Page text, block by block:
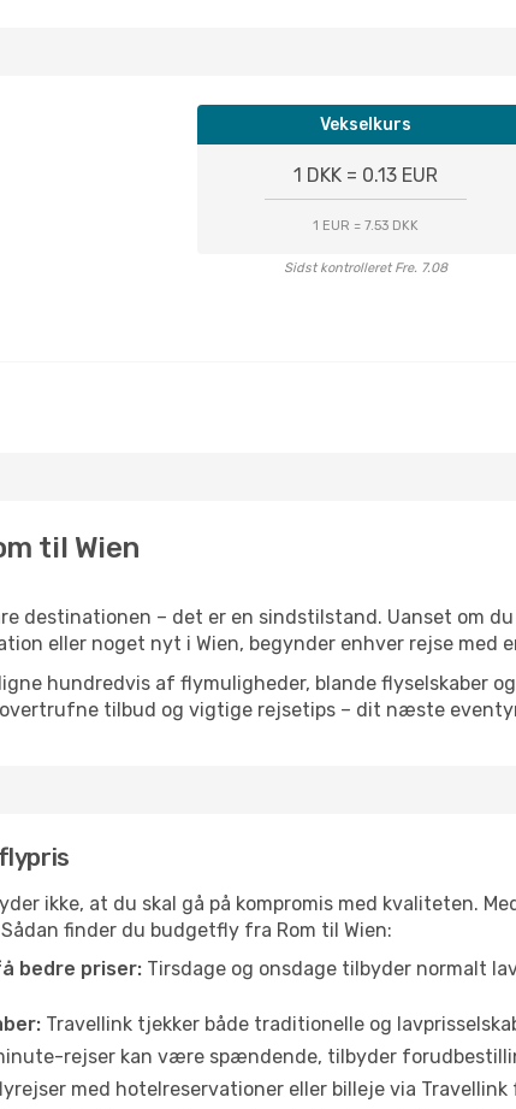
Vekselkurs
1 DKK = 0.13 EUR
1 EUR = 7.53 DKK
Sidst kontrolleret Fre. 7.08
til Wien
destinationen – det er en sindstilstand. Uanset om
eller noget nyt i Wien, begynder enhver rejse med
hundredvis af flymuligheder, blande flyselskaber
tilbud og vigtige rejsetips – dit næste
ikke, at du skal gå på kompromis med kvaliteten.
finder du budgetfly fra Rom til Wien:
bedre priser: Tirsdage og onsdage tilbyder normalt
Travellink tjekker både traditionelle og
rejser kan være spændende, tilbyder
med hotelreservationer eller billeje via